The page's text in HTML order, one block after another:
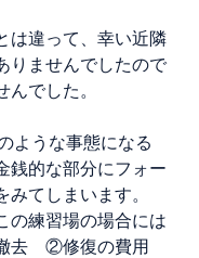
は違って、幸い近隣
りませんでしたので
でした。
ような事態になる
銭的な部分にフォー
てしまいます。
の練習場の場合には
去　②修復の費用